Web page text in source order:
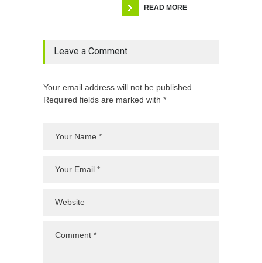
READ MORE
Leave a Comment
Your email address will not be published.
Required fields are marked with *